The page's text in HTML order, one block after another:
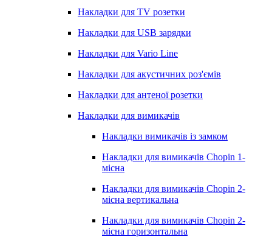
Накладки для TV розетки
Накладки для USB зарядки
Накладки для Vario Line
Накладки для акустичних роз'ємів
Накладки для антеної розетки
Накладки для вимикачів
Накладки вимикачів із замком
Накладки для вимикачів Chopin 1-
місна
Накладки для вимикачів Chopin 2-
місна вертикальна
Накладки для вимикачів Chopin 2-
місна горизонтальна